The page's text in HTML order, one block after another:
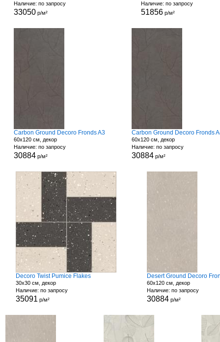
Наличие: по запросу
33050 р/м²
Наличие: по запросу
51856 р/м²
Carbon Ground Decoro Fronds A3
60x120 см, декор
Наличие: по запросу
30884 р/м²
Carbon Ground Decoro Fronds
60x120 см, декор
Наличие: по запросу
30884 р/м²
Decoro Twist Pumice Flakes
30x30 см, декор
Наличие: по запросу
35091 р/м²
Desert Ground Decoro
60x120 см, декор
Наличие: по запросу
30884р/м²